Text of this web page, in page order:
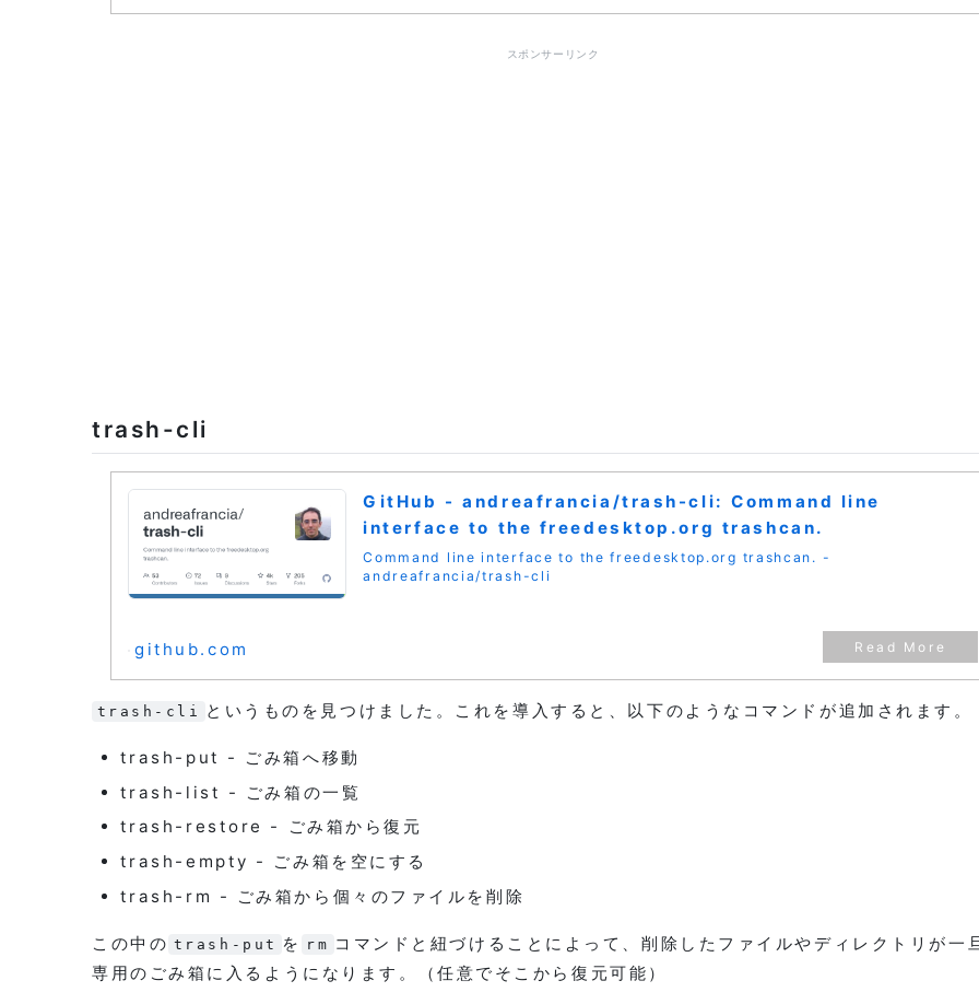
スポンサーリンク
trash-cli
GitHub - andreafrancia/trash-cli: Command line
interface to the freedesktop.org trashcan.
Command line interface to the freedesktop.org trashcan. -
andreafrancia/trash-cli
github.com
trash-cli というものを見つけました。これを導入すると、以下のようなコマンドが追加されます。
trash-put - ごみ箱へ移動
trash-list - ごみ箱の一覧
trash-restore - ごみ箱から復元
trash-empty - ごみ箱を空にする
trash-rm - ごみ箱から個々のファイルを削除
この中の trash-put を rm コマンドと紐づけることによって、削除したファイルやディレクトリが一
専用のごみ箱に入るようになります。（任意でそこから復元可能）